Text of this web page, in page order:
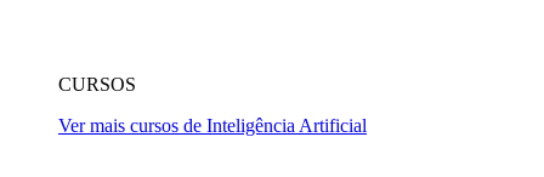
CURSOS
Ver mais cursos de Inteligência Artificial